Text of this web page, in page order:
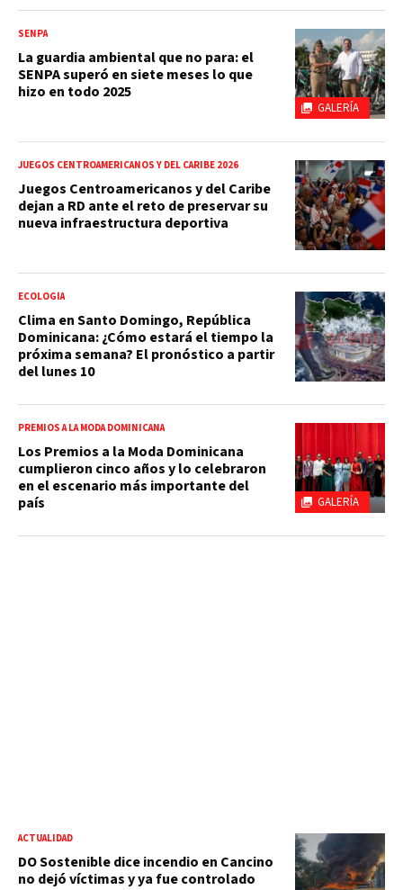
GALERÍA
SENPA
La guardia ambiental que no para: el
SENPA superó en siete meses lo que
hizo en todo 2025
JUEGOS CENTROAMERICANOS Y DEL CARIBE 2026
Juegos Centroamericanos y del Caribe
dejan a RD ante el reto de preservar su
nueva infraestructura deportiva
ECOLOGÍA
Clima en Santo Domingo, República
Dominicana: ¿Cómo estará el tiempo la
próxima semana? El pronóstico a partir
del lunes 10
GALERÍA
PREMIOS A LA MODA DOMINICANA
Los Premios a la Moda Dominicana
cumplieron cinco años y lo celebraron
en el escenario más importante del
país
ACTUALIDAD
DO Sostenible dice incendio en Cancino
no dejó víctimas y ya fue controlado